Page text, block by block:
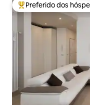
Entre os melhores
Preferido dos